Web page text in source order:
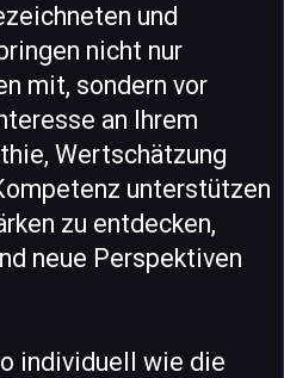
und
nicht nur
mit, sondern vor
an Ihrem
Wertschätzung
unterstützen
zu entdecken,
neue Perspektiven
individuell wie die